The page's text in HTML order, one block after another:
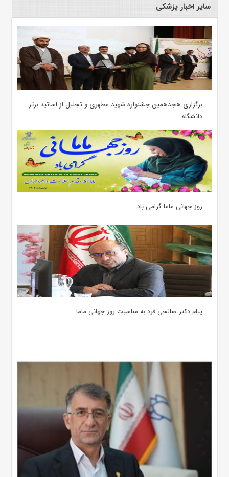
سایر اخبار پزشکی
برگزاری هجدهمین جشنواره شهید مطهری و تجلیل از اساتید برتر
دانشگاه
روز جهانی ماما گرامی باد
پیام دکتر صالحی فرد به مناسبت روز جهانی ماما